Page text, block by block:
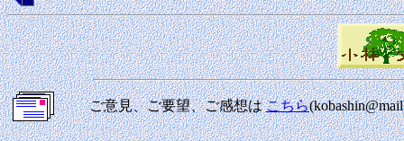
ご意見、ご要望、ご感想はこちら